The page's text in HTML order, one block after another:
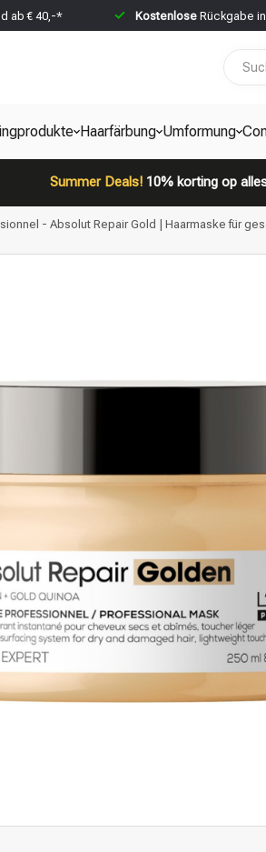
ab € 40,-* Kostenlose Rückgabe
Haarfärbung Umformung
Summer Deals!10% korting op
- Absolut Repair Gold | Haarmaske für